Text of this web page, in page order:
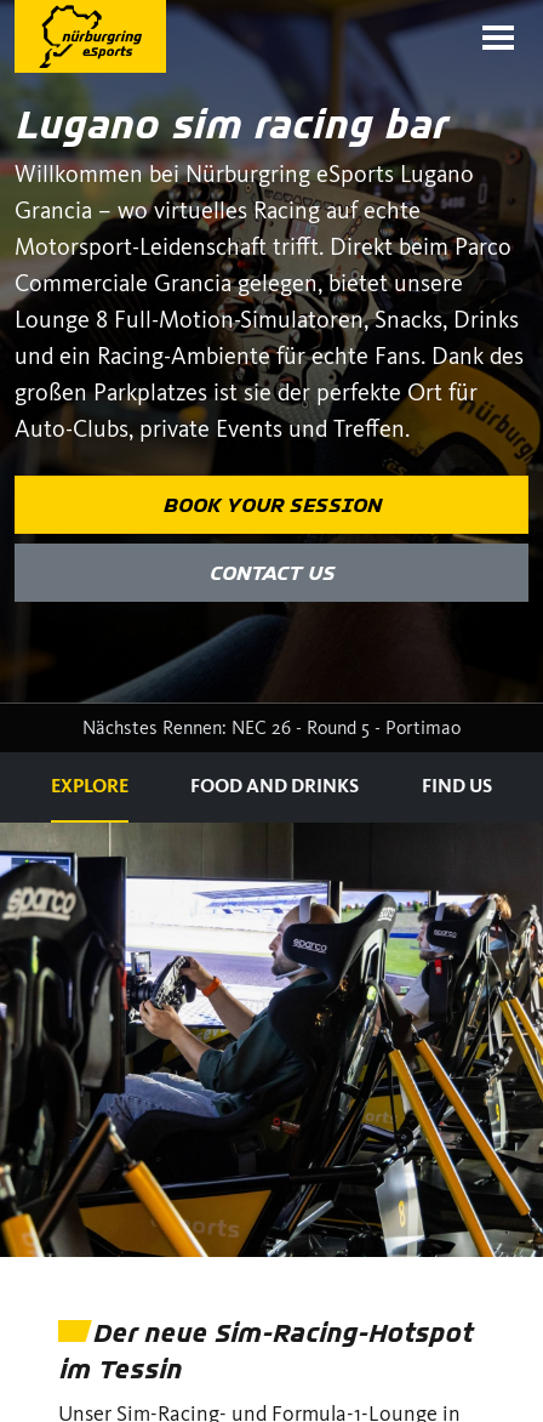
Lugano sim racing bar
Willkommen bei Nürburgring eSports Lugano
Grancia – wo virtuelles Racing auf echte
Motorsport-Leidenschaft trifft. Direkt beim Parco
Commerciale Grancia gelegen, bietet unsere
Lounge 8 Full-Motion-Simulatoren, Snacks, Drinks
und ein Racing-Ambiente für echte Fans. Dank des
großen Parkplatzes ist sie der perfekte Ort für
Auto-Clubs, private Events und Treffen.
BOOK YOUR SESSION
CONTACT US
Nächstes Rennen: NEC 26 - Round 5 - Portimao
EXPLORE FOOD AND DRINKS FIND US
Der neue Sim-Racing-Hotspot
im Tessin
Unser Sim-Racing- und Formula-1-Lounge in